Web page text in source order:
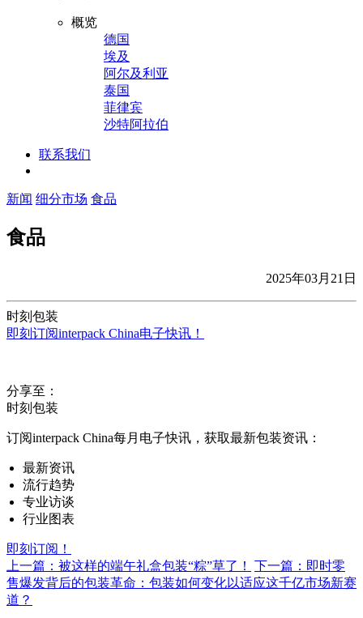
概览
德国
埃及
阿尔及利亚
泰国
菲律宾
沙特阿拉伯
联系我们
新闻 细分市场 食品
食品
2025年03月21日
时刻包装
即刻订阅interpack China电子快讯！
分享至：
时刻包装
订阅interpack China每月电子快讯，获取最新包装资讯：
最新资讯
流行趋势
专业访谈
行业图表
即刻订阅！
上一篇：被这样的端午礼盒包装“粽”草了！
下一篇：即时零
售爆发背后的包装革命：包装如何变化以适应这千亿市场新赛
道？